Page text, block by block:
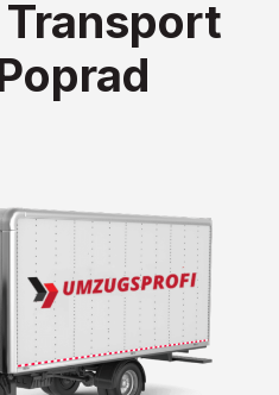
Transport